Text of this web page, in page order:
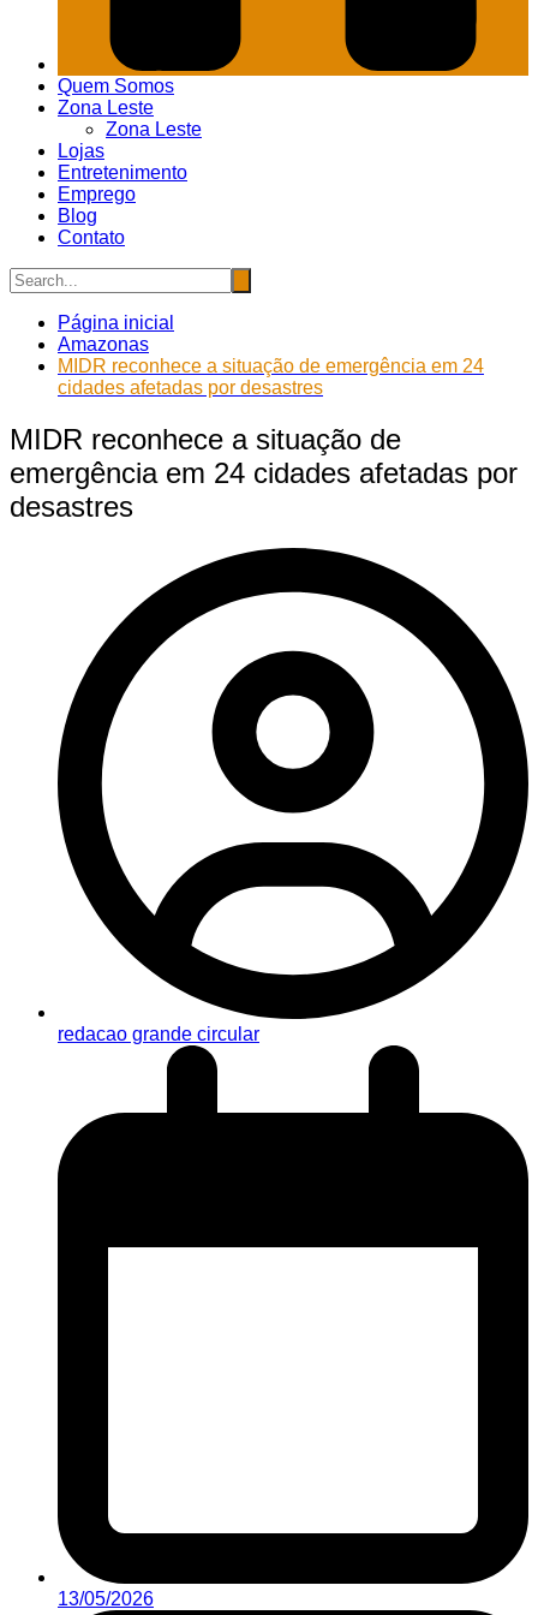
Quem Somos
Zona Leste
Zona Leste
Lojas
Entretenimento
Emprego
Blog
Contato
Página inicial
Amazonas
MIDR reconhece a situação de emergência em 24
cidades afetadas por desastres
MIDR reconhece a situação de
emergência em 24 cidades afetadas por
desastres
redacao grande circular
13/05/2026